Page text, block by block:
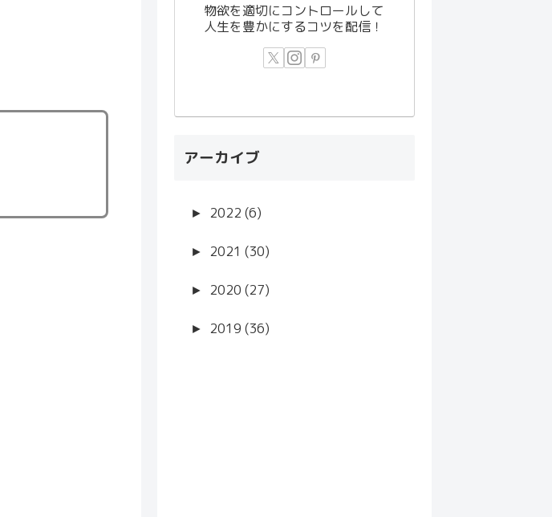
物欲を適切にコントロールして
人生を豊かにするコツを配信！
アーカイブ
► 2022 (6)
► 2021 (30)
► 2020 (27)
► 2019 (36)